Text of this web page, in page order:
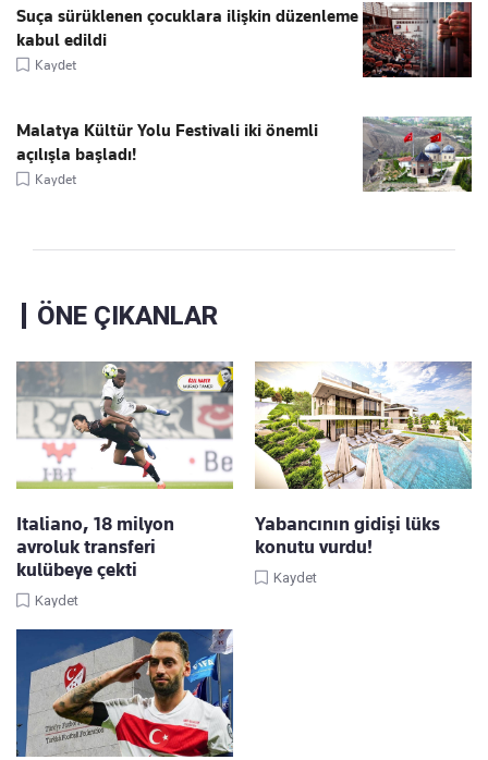
Suça sürüklenen çocuklara ilişkin düzenleme
kabul edildi
Kaydet
Malatya Kültür Yolu Festivali iki önemli
açılışla başladı!
Kaydet
ÖNE ÇIKANLAR
Italiano, 18 milyon
avroluk transferi
kulübeye çekti
Kaydet
Yabancının gidişi lüks
konutu vurdu!
Kaydet